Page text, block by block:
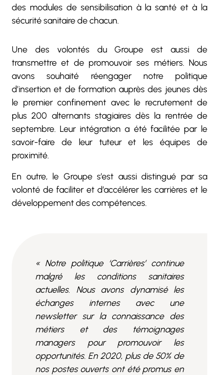
des modules de sensibilisation à la santé et à la
sécurité sanitaire de chacun.
Une des volontés du Groupe est aussi de
transmettre et de promouvoir ses métiers. Nous
avons souhaité réengager notre politique
d’insertion et de formation auprès des jeunes dès
le premier confinement avec le recrutement de
plus 200 alternants stagiaires dès la rentrée de
septembre. Leur intégration a été facilitée par le
savoir-faire de leur tuteur et les équipes de
proximité.
En outre, le Groupe s’est aussi distingué par sa
volonté de faciliter et d’accélérer les carrières et le
développement des compétences.
« Notre politique ‘Carrières’ continue
malgré les conditions sanitaires
actuelles. Nous avons dynamisé les
échanges internes avec une
newsletter sur la connaissance des
métiers et des témoignages
managers pour promouvoir les
opportunités. En 2020, plus de 50% de
nos postes ouverts ont été promus en